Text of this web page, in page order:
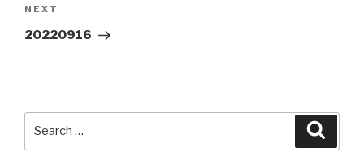
Next
Post
NEXT
20220916